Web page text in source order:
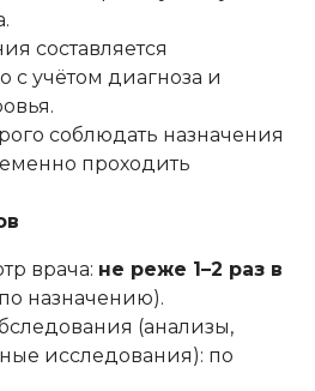
составляется
с учётом диагноза и
соблюдать назначения
проходить
врача: не реже 1–2 раз в
назначению).
(анализы,
исследования): по